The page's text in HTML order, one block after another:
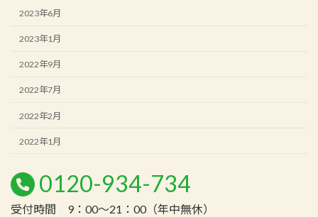
2023年6月
2023年1月
2022年9月
2022年7月
2022年2月
2022年1月
0120-934-734
受付時間 9：00～21：00（年中無休）